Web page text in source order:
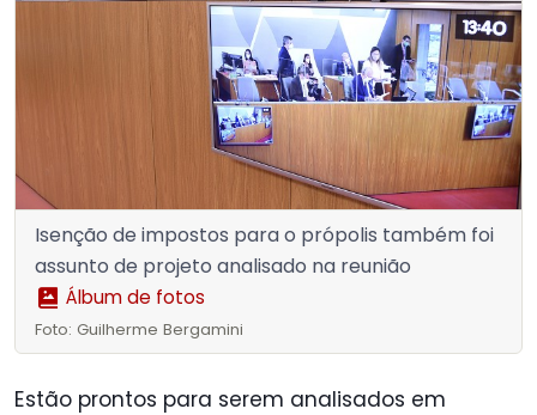
Isenção de impostos para o própolis também foi
assunto de projeto analisado na reunião
Álbum de fotos
Foto: Guilherme Bergamini
Estão prontos para serem analisados em